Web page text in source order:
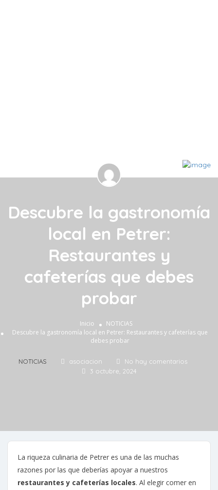
Descubre la gastronomía
local en Petrer:
Restaurantes y
cafeterías que debes
probar
Inicio
NOTICIAS
Descubre la gastronomía local en Petrer: Restaurantes y cafeterías que
debes probar
NOTICIAS asociacion
No hay comentarios
3 octubre, 2024
La riqueza culinaria de Petrer es una de las muchas
razones por las que deberías apoyar a nuestros
restaurantes y cafeterías locales. Al elegir comer en